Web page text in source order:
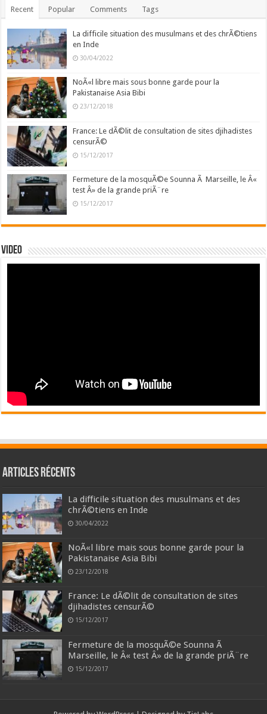
Recent Popular Comments Tags
La difficile situation des musulmans et des chrÃ©tiens
en Inde
30/04/2022
NoÃ«l libre mais sous bonne garde pour la
Pakistanaise Asia Bibi
23/12/2018
France: Le dÃ©lit de consultation de sites djihadistes
censurÃ©
15/12/2017
Fermeture de la mosquÃ©e Sounna Ã Marseille, le Â«
test Â» de la grande priÃ¨re
15/12/2017
Video
Articles récents
La difficile situation des musulmans et des
chrÃ©tiens en Inde
30/04/2022
NoÃ«l libre mais sous bonne garde pour la
Pakistanaise Asia Bibi
23/12/2018
France: Le dÃ©lit de consultation de sites
djihadistes censurÃ©
15/12/2017
Fermeture de la mosquÃ©e Sounna Ã
Marseille, le Â« test Â» de la grande priÃ¨re
15/12/2017